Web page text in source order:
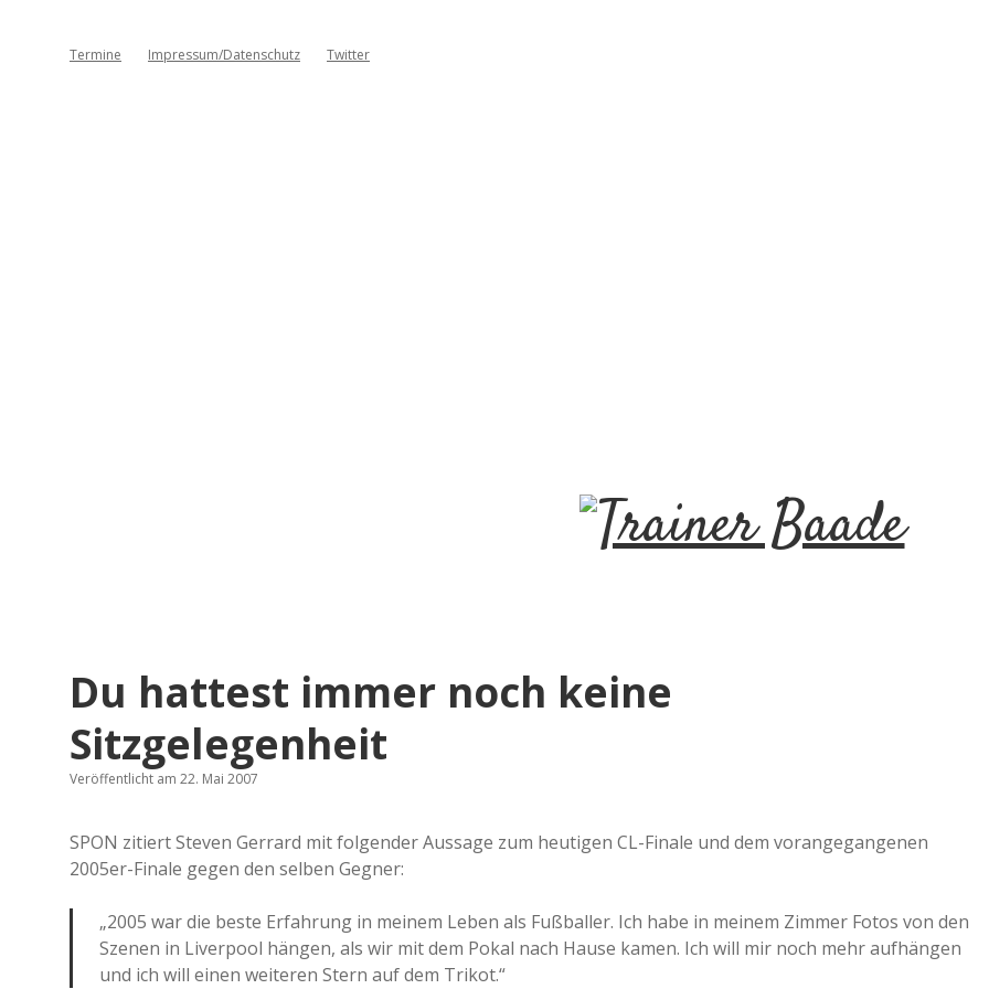
Termine Impressum/Datenschutz Twitter
T
i
e
r
Du hattest immer noch keine
Sitzgelegenheit
Veröffentlicht am 22. Mai 2007
SPON zitiert Steven Gerrard mit folgender Aussage zum heutigen CL-Finale und dem vorangegangenen
2005er-Finale gegen den selben Gegner:
„2005 war die beste Erfahrung in meinem Leben als Fußballer. Ich habe in meinem Zimmer Fotos von den
Szenen in Liverpool hängen, als wir mit dem Pokal nach Hause kamen. Ich will mir noch mehr aufhängen
und ich will einen weiteren Stern auf dem Trikot.“